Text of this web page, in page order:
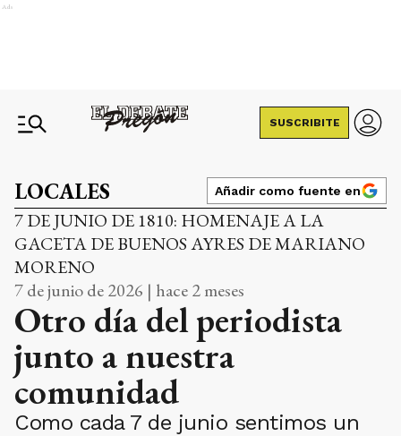
Ads
SUSCRIBITE
LOCALES Añadir como fuente en
7 DE JUNIO DE 1810: HOMENAJE A LA
GACETA DE BUENOS AYRES DE MARIANO
MORENO
7 de junio de 2026 | hace 2 meses
Otro día del periodista
junto a nuestra
comunidad
Como cada 7 de junio sentimos un